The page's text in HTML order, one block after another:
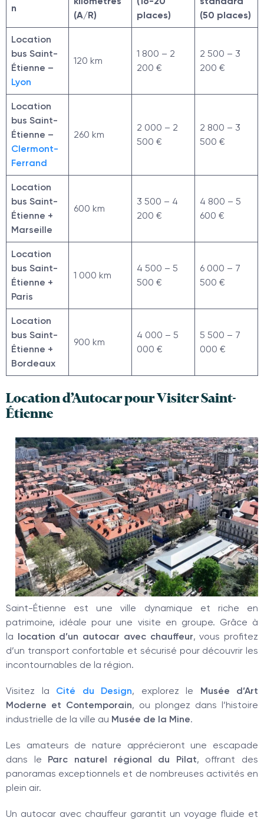
n
(A/R)
places)
(50 places)
Location
bus Saint-
Étienne –
Lyon
120 km
1 800 – 2
200 €
2 500 – 3
200 €
Location
bus Saint-
Étienne –
Clermont-
Ferrand
260 km
2 000 – 2
500 €
2 800 – 3
500 €
Location
bus Saint-
Étienne +
Marseille
600 km
3 500 – 4
200 €
4 800 – 5
600 €
Location
bus Saint-
Étienne +
Paris
1 000 km
4 500 – 5
500 €
6 000 – 7
500 €
Location
bus Saint-
Étienne +
Bordeaux
900 km
4 000 – 5
000 €
5 500 – 7
000 €
Location d’Autocar pour Visiter Saint-
Étienne
Saint-Étienne est une ville dynamique et riche en
patrimoine, idéale pour une visite en groupe. Grâce à
la location d’un autocar avec chauffeur, vous profitez
d’un transport confortable et sécurisé pour découvrir les
incontournables de la région.
Visitez la Cité du Design, explorez le Musée d’Art
Moderne et Contemporain, ou plongez dans l’histoire
industrielle de la ville au Musée de la Mine.
Les amateurs de nature apprécieront une escapade
dans le Parc naturel régional du Pilat, offrant des
panoramas exceptionnels et de nombreuses activités en
plein air.
Un autocar avec chauffeur garantit un voyage fluide et